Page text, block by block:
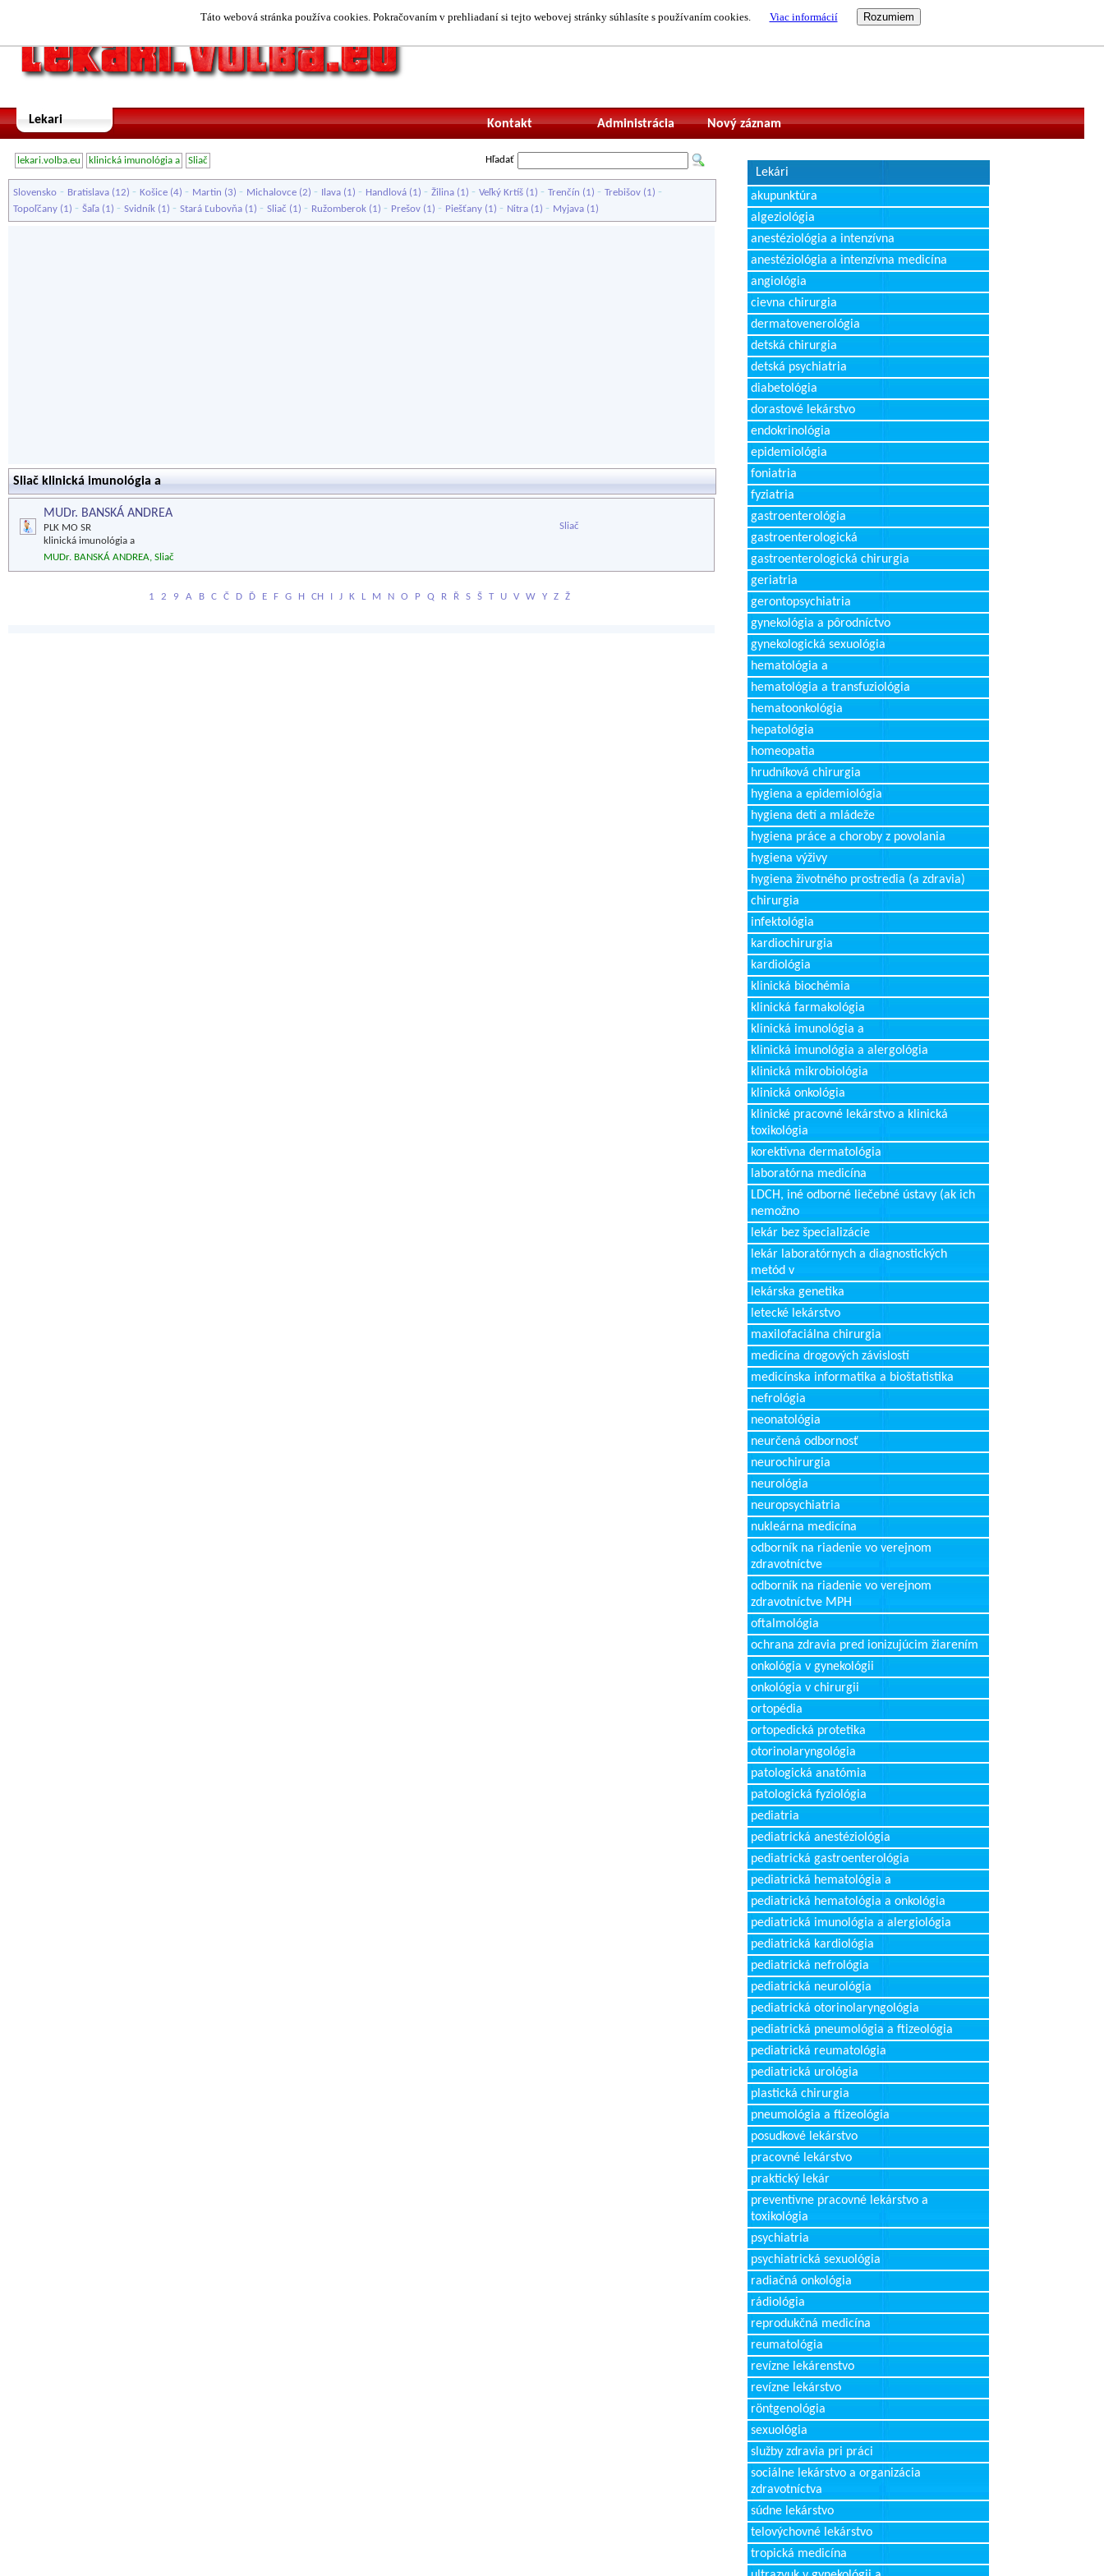
Táto webová stránka používa cookies. Pokračovaním v prehliadaní si tejto webovej stránky súhlasíte s používaním cookies. Viac informácií
Lekari Nový záznam
Administrácia
Kontakt
lekari.volba.eu klinická imunológia a Sliač Hľadať
Slovensko - Bratislava (12) - Košice (4) - Martin (3) - Michalovce (2) - Ilava (1) - Handlová (1) - Žilina (1) - Veľký Krtíš (1) - Trenčín (1) - Trebišov (1) -
Topoľčany (1) - Šaľa (1) - Svidník (1) - Stará Ľubovňa (1) - Sliač (1) - Ružomberok (1) - Prešov (1) - Piešťany (1) - Nitra (1) - Myjava (1)
Sliač klinická imunológia a
MUDr. BANSKÁ ANDREA
PLK MO SR
klinická imunológia a
Sliač
MUDr. BANSKÁ ANDREA, Sliač
1 2 9 A B C Č D Ď E F G H CH I J K L M N O P Q R Ř S Š T U V W Y Z Ž
Lekári
akupunktúra
algeziológia
anestéziológia a intenzívna
anestéziológia a intenzívna medicína
angiológia
cievna chirurgia
dermatovenerológia
detská chirurgia
detská psychiatria
diabetológia
dorastové lekárstvo
endokrinológia
epidemiológia
foniatria
fyziatria
gastroenterológia
gastroenterologická
gastroenterologická chirurgia
geriatria
gerontopsychiatria
gynekológia a pôrodníctvo
gynekologická sexuológia
hematológia a
hematológia a transfuziológia
hematoonkológia
hepatológia
homeopatia
hrudníková chirurgia
hygiena a epidemiológia
hygiena detí a mládeže
hygiena práce a choroby z povolania
hygiena výživy
hygiena životného prostredia (a zdravia)
chirurgia
infektológia
kardiochirurgia
kardiológia
klinická biochémia
klinická farmakológia
klinická imunológia a
klinická imunológia a alergológia
klinická mikrobiológia
klinická onkológia
klinické pracovné lekárstvo a klinická
toxikológia
korektívna dermatológia
laboratórna medicína
LDCH, iné odborné liečebné ústavy (ak ich
nemožno
lekár bez špecializácie
lekár laboratórnych a diagnostických
metód v
lekárska genetika
letecké lekárstvo
maxilofaciálna chirurgia
medicína drogových závislostí
medicínska informatika a bioštatistika
nefrológia
neonatológia
neurčená odbornosť
neurochirurgia
neurológia
neuropsychiatria
nukleárna medicína
odborník na riadenie vo verejnom
zdravotníctve
odborník na riadenie vo verejnom
zdravotníctve MPH
oftalmológia
ochrana zdravia pred ionizujúcim žiarením
onkológia v gynekológii
onkológia v chirurgii
ortopédia
ortopedická protetika
otorinolaryngológia
patologická anatómia
patologická fyziológia
pediatria
pediatrická anestéziológia
pediatrická gastroenterológia
pediatrická hematológia a
pediatrická hematológia a onkológia
pediatrická imunológia a alergiológia
pediatrická kardiológia
pediatrická nefrológia
pediatrická neurológia
pediatrická otorinolaryngológia
pediatrická pneumológia a ftizeológia
pediatrická reumatológia
pediatrická urológia
plastická chirurgia
pneumológia a ftizeológia
posudkové lekárstvo
pracovné lekárstvo
praktický lekár
preventívne pracovné lekárstvo a
toxikológia
psychiatria
psychiatrická sexuológia
radiačná onkológia
rádiológia
reprodukčná medicína
reumatológia
revízne lekárenstvo
revízne lekárstvo
röntgenológia
sexuológia
služby zdravia pri práci
sociálne lekárstvo a organizácia
zdravotníctva
súdne lekárstvo
telovýchovné lekárstvo
tropická medicína